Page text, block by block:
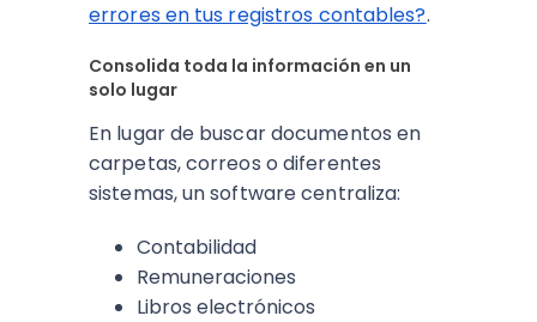
errores en tus registros contables?.
Consolida toda la información en un
solo lugar
En lugar de buscar documentos en
carpetas, correos o diferentes
sistemas, un software centraliza:
Contabilidad
Remuneraciones
Libros electrónicos